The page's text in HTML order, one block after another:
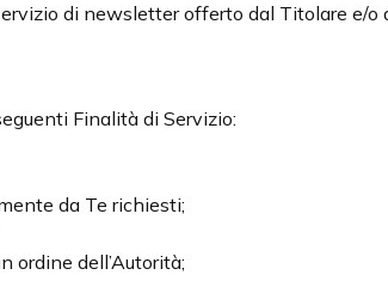
di newsletter offerto dal Titolare e/
Finalità di Servizio:
da Te richiesti;
ordine dell’Autorità;